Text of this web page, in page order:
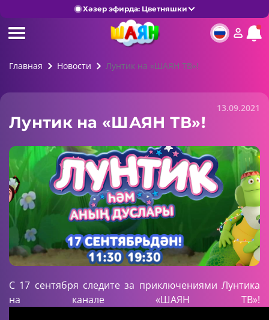
Хәзер эфирда: Цветняшки
Главная Новости Лунтик на «ШАЯН ТВ»!
13.09.2021
Лунтик на «ШАЯН ТВ»!
С 17 сентября следите за приключениями Лунтика
на канале «ШАЯН ТВ»!